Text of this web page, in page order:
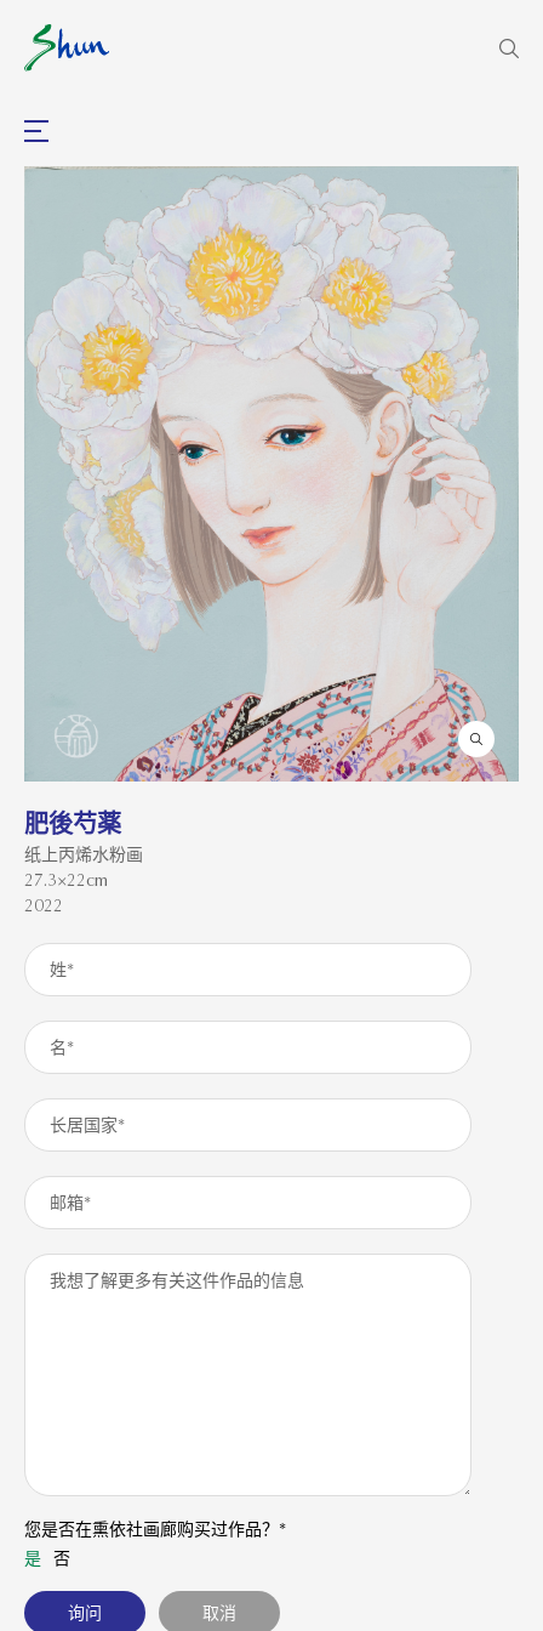
肥後芍薬
纸上丙烯水粉画
27.3×22cm
2022
您是否在熏依社画廊购买过作品？*
是 否